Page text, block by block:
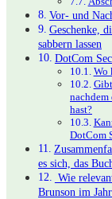
Vor- und
Geschenke,
sabbern lassen
DotCom
Wo
nachdem
hast?
DotCom
es sich, das
Wie
⁣Brunson im​